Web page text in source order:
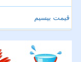
قیمت بیسیم